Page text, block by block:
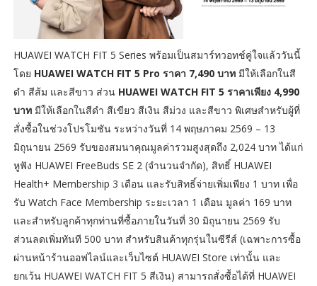
HUAWEI WATCH FIT 5 Series พร้อมเป็นสมาร์ทวอทช์คู่ใจแล้ววันนี้
โดย HUAWEI WATCH FIT 5 Pro ราคา 7,490 บาท มีให้เลือกในสี
ดำ สีส้ม และสีขาว ส่วน HUAWEI WATCH FIT 5 ราคาเพียง 4,990
บาท มีให้เลือกในสีดำ สีเขียว สีเงิน สีม่วง และสีขาว พิเศษสำหรับผู้ที่
สั่งซื้อในช่วงโปรโมชัน ระหว่างวันที่ 14 พฤษภาคม 2569 – 13
มิถุนายน 2569 รับของสมนาคุณมูลค่ารวมสูงสุดถึง 2,024 บาท ได้แก่
หูฟัง HUAWEI FreeBuds SE 2 (จำนวนจำกัด), สิทธิ์ HUAWEI
Health+ Membership 3 เดือน และรับสิทธิ์จ่ายเพิ่มเพียง 1 บาท เพื่อ
รับ Watch Face Membership ระยะเวลา 1 เดือน มูลค่า 169 บาท
และสำหรับลูกค้าทุกท่านที่ซื้อภายในวันที่ 30 มิถุนายน 2569 รับ
ส่วนลดเพิ่มทันที 500 บาท สำหรับสินค้าทุกรุ่นในซีรีส์ (เฉพาะการซื้อ
ผ่านหน้าร้านออฟไลน์และเว็บไซต์ HUAWEI Store เท่านั้น และ
ยกเว้น HUAWEI WATCH FIT 5 สีเงิน) สามารถสั่งซื้อได้ที่ HUAWEI